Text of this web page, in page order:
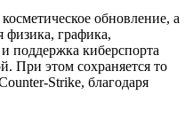
обновление, а
графика,
поддержка киберспорта
При этом сохраняется то
Strike, благодаря